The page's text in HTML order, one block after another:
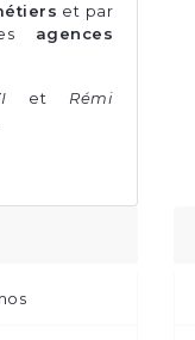
et par
agences
et Rémi